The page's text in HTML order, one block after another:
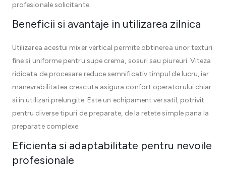
profesionale solicitante.
Beneficii si avantaje in utilizarea zilnica
Utilizarea acestui mixer vertical permite obtinerea unor texturi
fine si uniforme pentru supe crema, sosuri sau piureuri. Viteza
ridicata de procesare reduce semnificativ timpul de lucru, iar
manevrabilitatea crescuta asigura confort operatorului chiar
si in utilizari prelungite. Este un echipament versatil, potrivit
pentru diverse tipuri de preparate, de la retete simple pana la
preparate complexe.
Eficienta si adaptabilitate pentru nevoile
profesionale